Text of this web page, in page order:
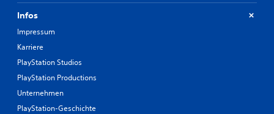
Infos
Impressum
Karriere
PlayStation Studios
PlayStation Productions
Unternehmen
PlayStation-Geschichte